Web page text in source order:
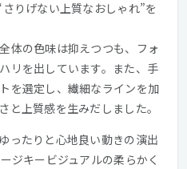
りげない上質なおしゃれ”を
体の色味は抑えつつも、フォ
リを出しています。また、手
を選定し、繊細なラインを加
と上質感を生みだしました。
ったりと心地良い動きの演出
ジキービジュアルの柔らかく